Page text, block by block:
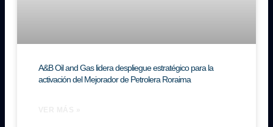
A&B Oil and Gas lidera despliegue estratégico para la
activación del Mejorador de Petrolera Roraima